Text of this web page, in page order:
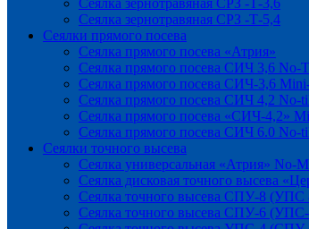
Сеялка зернотравяная СРЗ -Т-3,6
Сеялка зернотравяная СРЗ -Т-5,4
Сеялки прямого посева
Сеялка прямого посева «Атрия»
Сеялка прямого посева СИЧ 3,6 No-
Сеялка прямого посева СИЧ-3,6
Сеялка прямого посева СИЧ 4,2 No-
Сеялка прямого посева «СИЧ-4,2»
Сеялка прямого посева СИЧ 6.0 No-
Сеялки точного высева
Сеялка универсальная «Атрия» No-
Сеялка дисковая точного высева
Сеялка точного высева СПУ-8 (УПС
Сеялка точного высева СПУ-6